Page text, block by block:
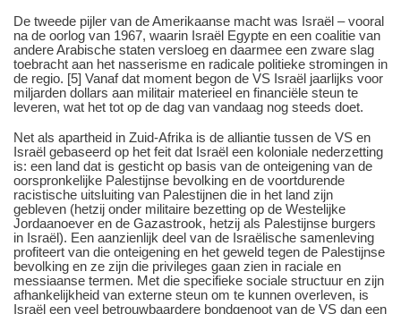
De tweede pijler van de Amerikaanse macht was Israël – vooral
na de oorlog van 1967, waarin Israël Egypte en een coalitie van
andere Arabische staten versloeg en daarmee een zware slag
toebracht aan het nasserisme en radicale politieke stromingen in
de regio. [5] Vanaf dat moment begon de VS Israël jaarlijks voor
miljarden dollars aan militair materieel en financiële steun te
leveren, wat het tot op de dag van vandaag nog steeds doet.
Net als apartheid in Zuid-Afrika is de alliantie tussen de VS en
Israël gebaseerd op het feit dat Israël een koloniale nederzetting
is: een land dat is gesticht op basis van de onteigening van de
oorspronkelijke Palestijnse bevolking en de voortdurende
racistische uitsluiting van Palestijnen die in het land zijn
gebleven (hetzij onder militaire bezetting op de Westelijke
Jordaanoever en de Gazastrook, hetzij als Palestijnse burgers
in Israël). Een aanzienlijk deel van de Israëlische samenleving
profiteert van die onteigening en het geweld tegen de Palestijnse
bevolking en ze zijn die privileges gaan zien in raciale en
messiaanse termen. Met die specifieke sociale structuur en zijn
afhankelijkheid van externe steun om te kunnen overleven, is
Israël een veel betrouwbaardere bondgenoot van de VS dan een